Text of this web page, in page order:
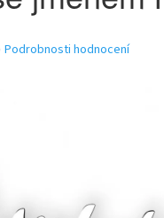
Podrobnosti hodnocení